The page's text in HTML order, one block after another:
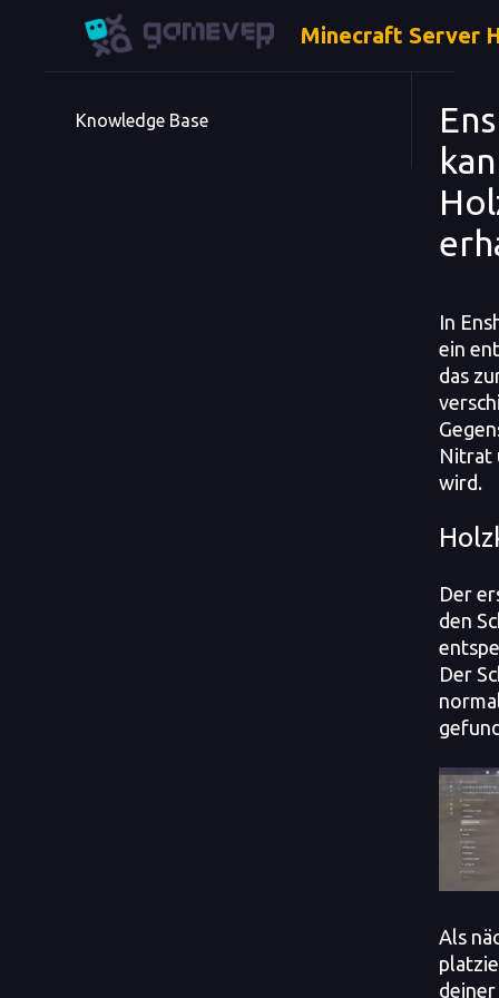
Minecraft Server
Knowledge Base
In
ein
das
Nitrat
wird.
Der
den
Der
Als
deiner